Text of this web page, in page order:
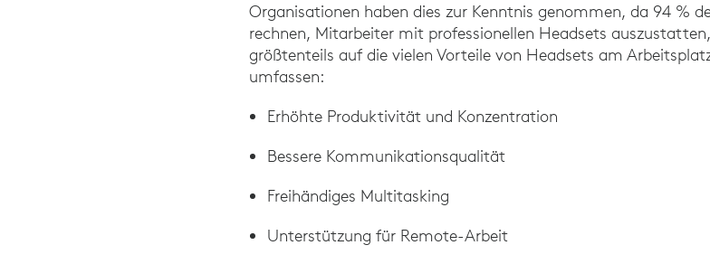
Organisationen haben dies zur Kenntnis genommen, da 94 %
rechnen, Mitarbeiter mit professionellen Headsets
größtenteils auf die vielen Vorteile von Headsets am
umfassen:
Erhöhte Produktivität und Konzentration
Bessere Kommunikationsqualität
Freihändiges Multitasking
Unterstützung für Remote-Arbeit